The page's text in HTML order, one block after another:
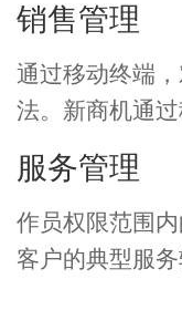
销售管理
通过移动终端
法。新商机通
服务管理
作员权限范围
客户的典型服